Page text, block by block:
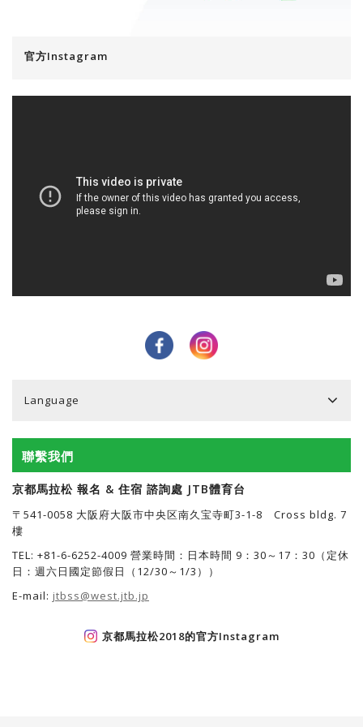
官方Instagram
Language
聯繫我們
京都馬拉松 報名 & 住宿 諮詢處 JTB體育台
〒541-0058 大阪府大阪市中央区南久宝寺町3-1-8 Cross bldg. 7
樓
TEL: +81-6-6252-4009 營業時間：日本時間 9：30～17：30（定休
日：週六日國定節假日（12/30～1/3））
E-mail: jtbss@west.jtb.jp
京都馬拉松2018的官方Instagram